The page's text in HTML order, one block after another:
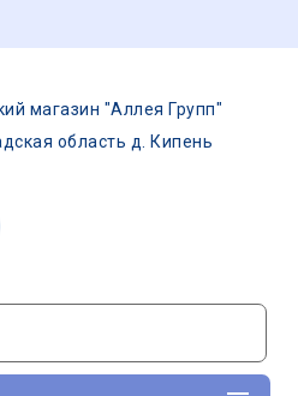
магазин "Аллея Групп"
область д. Кипень